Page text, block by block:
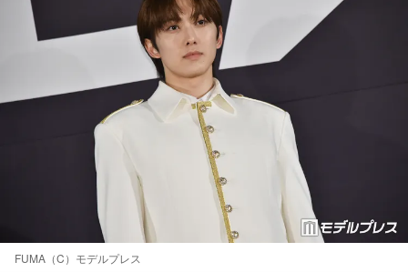
FUMA（C）モデルプレス